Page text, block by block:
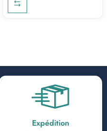
Expédition